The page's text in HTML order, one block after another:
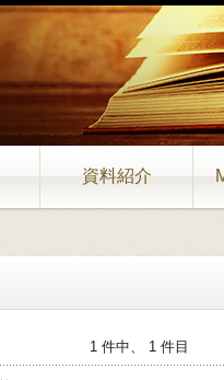
資料紹介
1 件中、 1 件目